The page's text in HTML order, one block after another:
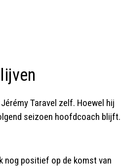
Taravel zelf. Hoewel hij
seizoen hoofdcoach blijft.
nog positief op de komst van